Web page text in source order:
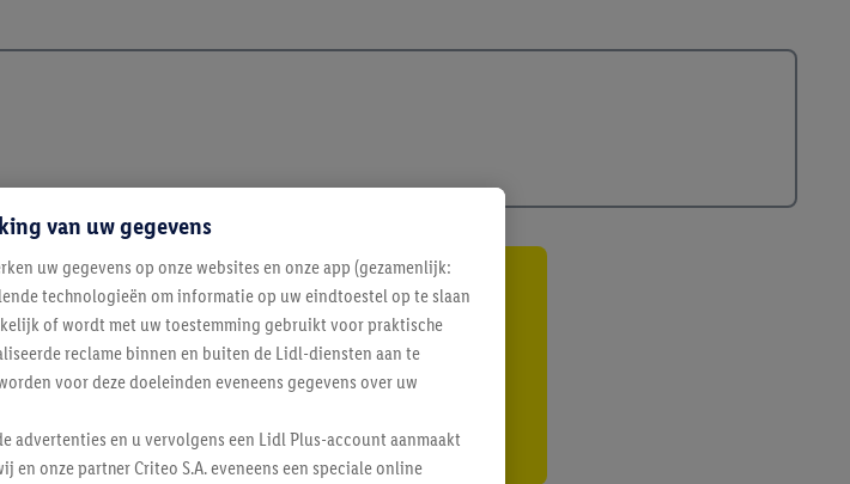
Blijf op de hoogte
Schrijf je in op de newsletter
van uw gegevens
uw gegevens op onze websites en onze app (gezamenlijk:
technologieën om informatie op uw eindtoestel op te slaan
of wordt met uw toestemming gebruikt voor praktische
reclame binnen en buiten de Lidl-diensten aan te
voor deze doeleinden eveneens gegevens over uw
advertenties en u vervolgens een Lidl Plus-account aanmaakt
onze partner Criteo S.A. eveneens een speciale online